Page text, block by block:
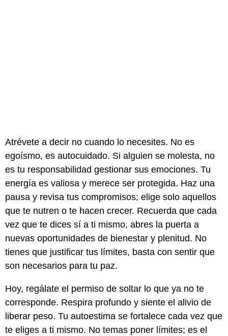
Atrévete a decir no cuando lo necesites. No es
egoísmo, es autocuidado. Si alguien se molesta, no
es tu responsabilidad gestionar sus emociones. Tu
energía es valiosa y merece ser protegida. Haz una
pausa y revisa tus compromisos; elige solo aquellos
que te nutren o te hacen crecer. Recuerda que cada
vez que te dices sí a ti mismo, abres la puerta a
nuevas oportunidades de bienestar y plenitud. No
tienes que justificar tus límites, basta con sentir que
son necesarios para tu paz.
Hoy, regálate el permiso de soltar lo que ya no te
corresponde. Respira profundo y siente el alivio de
liberar peso. Tu autoestima se fortalece cada vez que
te eliges a ti mismo. No temas poner límites; es el